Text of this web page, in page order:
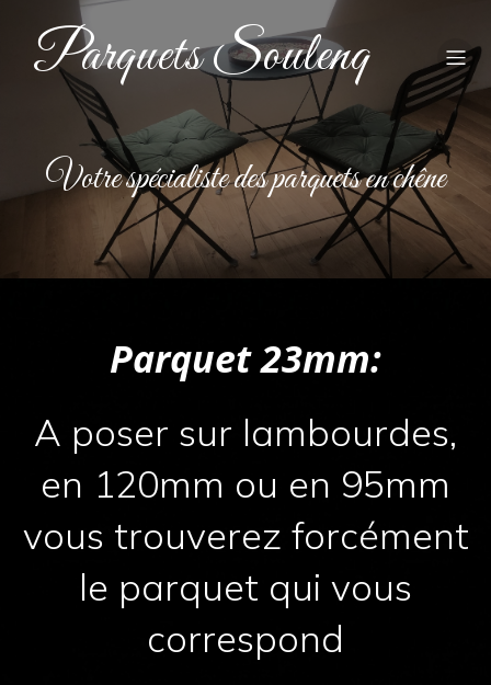
Parquets Soulenq
Votre spécialiste des parquets en chêne
Parquet 23mm:
A poser sur lambourdes,
en 120mm ou en 95mm
vous trouverez forcément
le parquet qui vous
correspond